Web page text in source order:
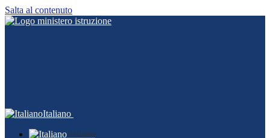
Salta al contenuto
Italiano
Italiano